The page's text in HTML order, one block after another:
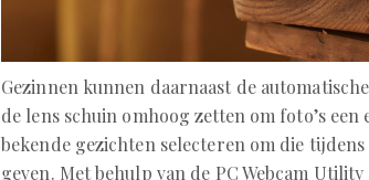
Gezinnen kunnen daarnaast de
de lens schuin omhoog zetten om foto’s
bekende gezichten selecteren om die
geven. Met behulp van de PC Webcam